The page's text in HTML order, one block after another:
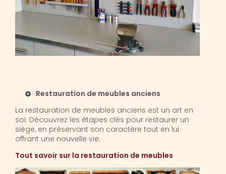
Restauration de meubles anciens
La restauration de meubles anciens est un art en
soi. Découvrez les étapes clés pour restaurer un
siège, en préservant son caractère tout en lui
offrant une nouvelle vie.
Tout savoir sur la restauration de meubles